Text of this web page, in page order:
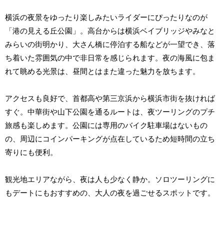
横浜の夜景をゆったり楽しみたいライダーにぴったりなのが
「港の見える丘公園」。高台からは横浜ベイブリッジやみなと
みらいの街明かり、大さん橋に停泊する船などが一望でき、落
ち着いた雰囲気の中で非日常を感じられます。夜の海風に包ま
れて眺める光景は、昼間とはまた違った魅力を放ちます。
アクセスも良好で、首都高や第三京浜から横浜市街を抜ければ
すぐ。中華街や山下公園を通るルートは、夜ツーリングのプチ
旅感も楽しめます。公園には専用のバイク駐車場はないもの
の、周辺にコインパーキングが点在しているため短時間の立ち
寄りにも便利。
観光地エリアながら、夜は人も少なく静か。ソロツーリングに
もデートにもおすすめの、大人の夜を過ごせるスポットです。